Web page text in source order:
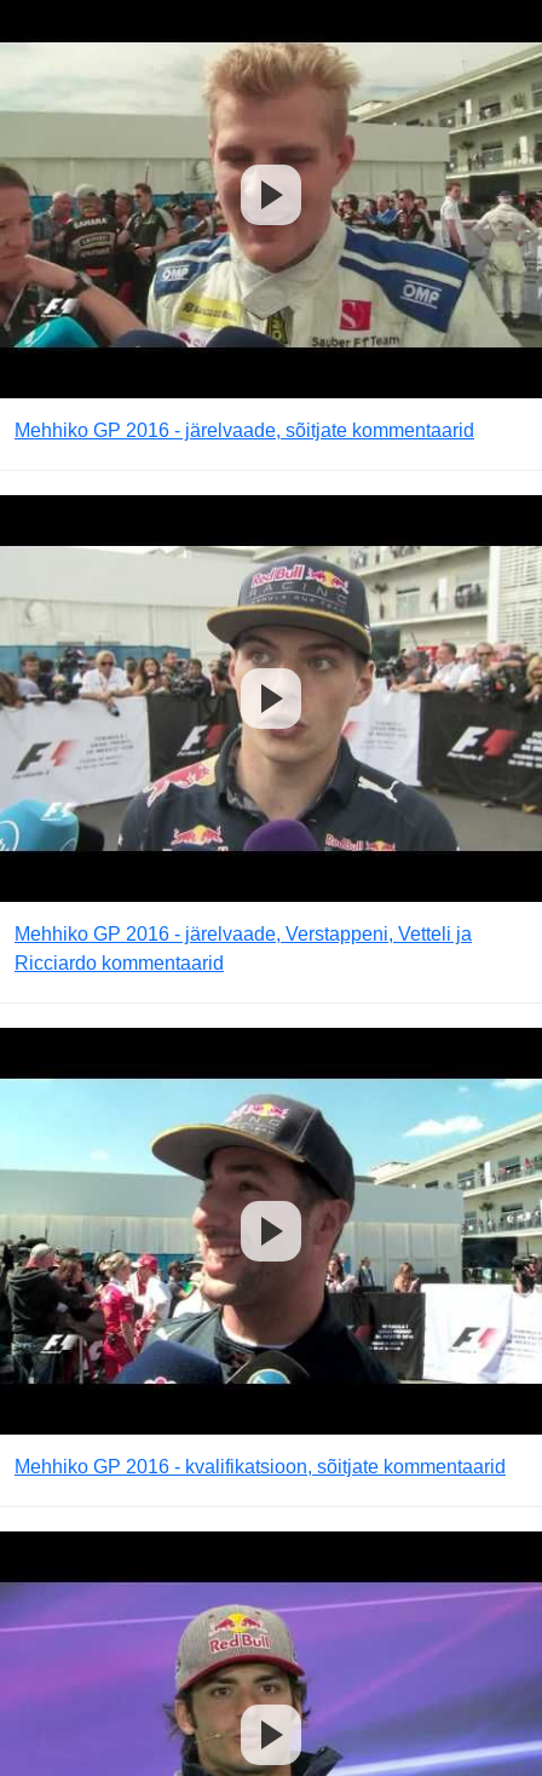
Mehhiko GP 2016 - järelvaade, sõitjate kommentaarid
Mehhiko GP 2016 - järelvaade, Verstappeni, Vetteli ja
Ricciardo kommentaarid
Mehhiko GP 2016 - kvalifikatsioon, sõitjate kommentaarid